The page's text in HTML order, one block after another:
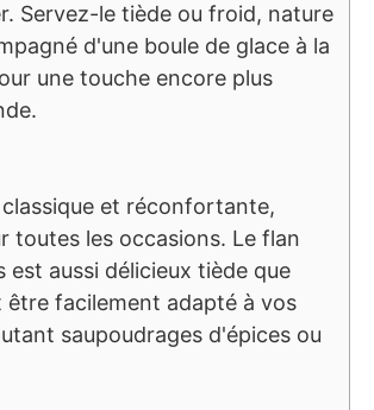
Servez-le tiède ou froid, nature
d'une boule de glace à la
une touche encore plus
et réconfortante,
toutes les occasions. Le flan
est aussi délicieux tiède que
facilement adapté à vos
saupoudrages d'épices ou